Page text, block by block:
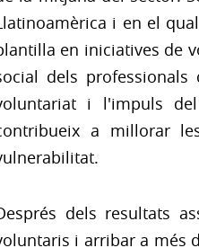
i en el
en iniciatives de
dels professionals
i l'impuls
a millorar
dels resultats
i arribar a més